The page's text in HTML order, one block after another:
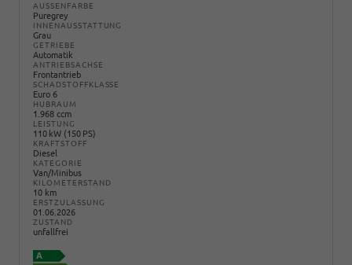
AUSSENFARBE
Puregrey
INNENAUSSTATTUNG
Grau
GETRIEBE
Automatik
ANTRIEBSACHSE
Frontantrieb
SCHADSTOFFKLASSE
Euro 6
HUBRAUM
1.968 ccm
LEISTUNG
110 kW (150 PS)
KRAFTSTOFF
Diesel
KATEGORIE
Van/Minibus
KILOMETERSTAND
10 km
ERSTZULASSUNG
01.06.2026
ZUSTAND
unfallfrei